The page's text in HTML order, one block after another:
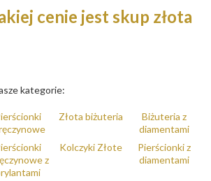
cenie jest skup złota
kategorie:
Złota biżuteria
Biżuteria z
diamentami
z
Kolczyki Złote
Pierścionki z
diamentami